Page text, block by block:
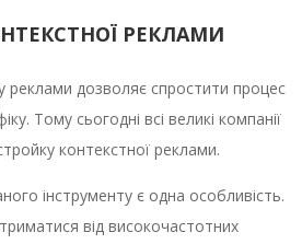
РЕКЛАМИ
реклами дозволяє спростити процес
Тому сьогодні всі великі компанії
контекстної реклами.
інструменту є одна особливість.
від високочастотних